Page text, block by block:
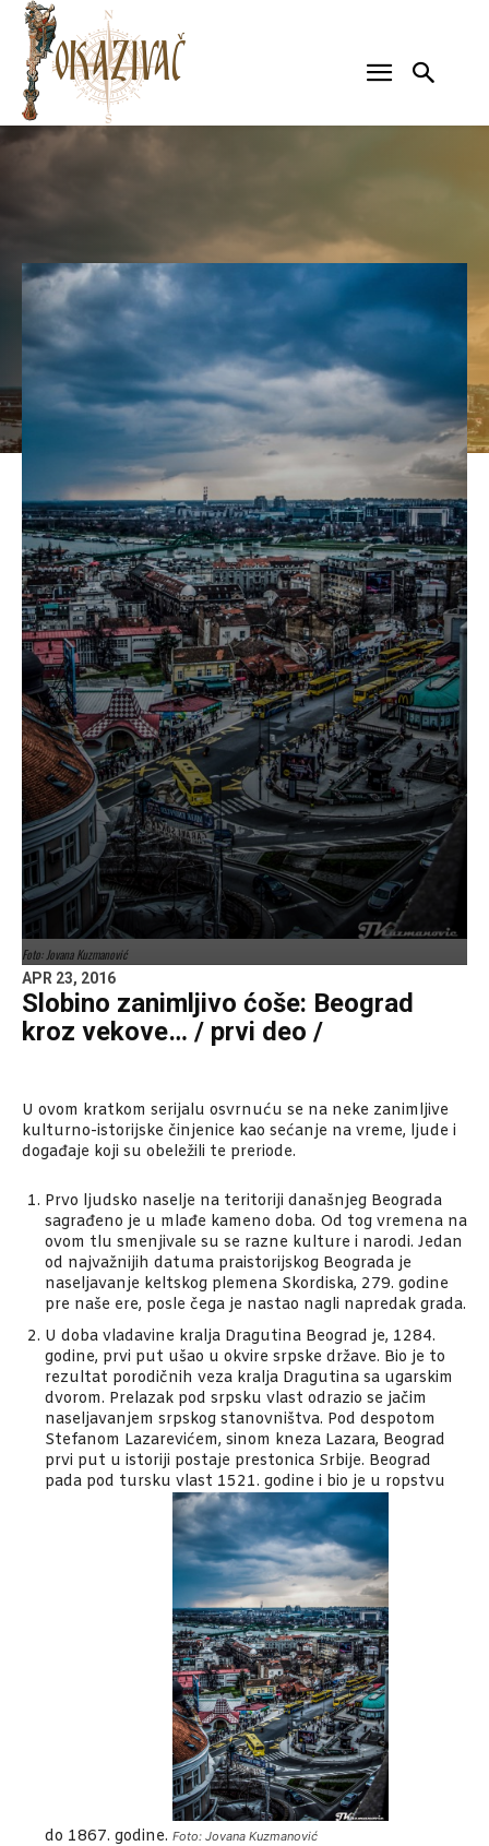
Foto: Jovana Kuzmanović
APR 23, 2016
Slobino zanimljivo ćoše: Beograd
kroz vekove… / prvi deo /
U ovom kratkom serijalu osvrnuću se na neke zanimljive
kulturno-istorijske činjenice kao sećanje na vreme, ljude i
događaje koji su obeležili te preriode.
Prvo ljudsko naselje na teritoriji današnjeg Beograda
sagrađeno je u mlađe kameno doba. Od tog vremena na
ovom tlu smenjivale su se razne kulture i narodi. Jedan
od najvažnijih datuma praistorijskog Beograda je
naseljavanje keltskog plemena Skordiska, 279. godine
pre naše ere, posle čega je nastao nagli napredak grada.
U doba vladavine kralja Dragutina Beograd je, 1284.
godine, prvi put ušao u okvire srpske države. Bio je to
rezultat porodičnih veza kralja Dragutina sa ugarskim
dvorom. Prelazak pod srpsku vlast odrazio se jačim
naseljavanjem srpskog stanovništva. Pod despotom
Stefanom Lazarevićem, sinom kneza Lazara, Beograd
prvi put u istoriji postaje prestonica Srbije. Beograd
pada pod tursku vlast 1521. godine i bio je u ropstvu
do 1867. godine. Foto: Jovana Kuzmanović